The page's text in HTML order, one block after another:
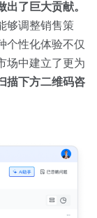
了巨大贡献。
够调整销售策
个性化体验不仅
场中建立了更为
描下方二维码咨